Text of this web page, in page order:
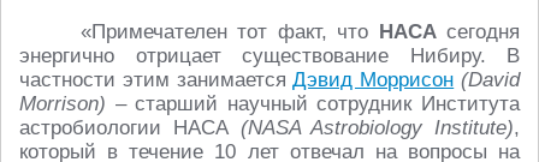
«Примечателен тот факт, что НАСАсегодня
энергично отрицает существование Нибиру. В
частности этим занимаетсяДэвид Моррисон (David
Morrison) – старший научный сотрудник Института
астробиологии НАСА (NASA Astrobiology Institute),
который в течение 10 лет отвечал на вопросы на